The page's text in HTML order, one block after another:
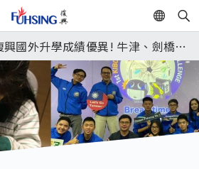
EN
蘇同學榮錄MIT麻省理工學院，本校
第一學府！
國外升學成績優異! 牛津、劍橋首
榜單再創佳績🎉，32％達醫學系錄
大錄取標準。各組合4科60級分9人
布
性(防空)演習訂於8月13日(四) 14
，全市人、車及各場所均須配合管